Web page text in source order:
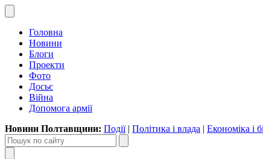
Головна
Новини
Блоги
Проекти
Фото
Досьє
Війна
Допомога армії
Новини Полтавщини: Події| Політика і влада | Економіка і